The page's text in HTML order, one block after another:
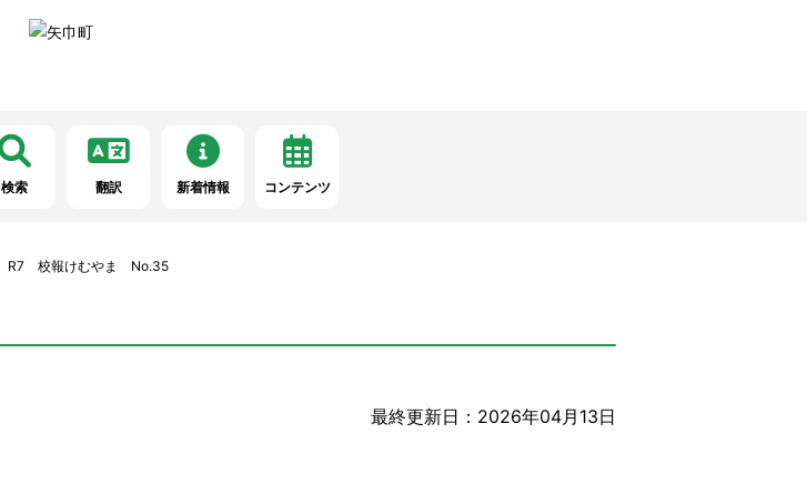
検索 翻訳 新着情報 コンテンツ
R7 校報けむやま No.35
最終更新日：2026年04月13日